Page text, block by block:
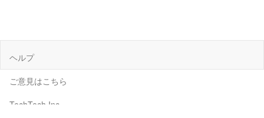
ヘルプ
ご意見はこちら
TechTech Inc.